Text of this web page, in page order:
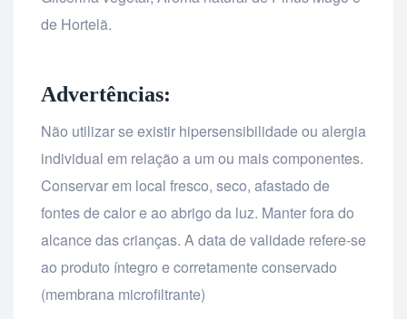
de Hortelã.
Advertências:
Não utilizar se existir hipersensibilidade ou alergia
individual em relação a um ou mais componentes.
Conservar em local fresco, seco, afastado de
fontes de calor e ao abrigo da luz. Manter fora do
alcance das crianças. A data de validade refere-se
ao produto íntegro e corretamente conservado
(membrana microfiltrante)